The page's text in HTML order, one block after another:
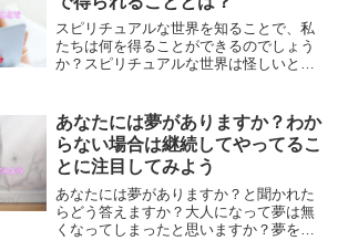
功する方法です。
スピリチュアルな世界を知ることで、私
たちは何を得ることができるのでしょう
か？スピリチュアルな世界は怪しいと言
ことで得られることについて解説しま
す。
あなたには夢がありますか？わか
らない場合は継続してやってるこ
とに注目してみよう
あなたには夢がありますか？と聞かれた
らどう答えますか？大人になって夢は無
くなってしまったと思いますか？夢を見